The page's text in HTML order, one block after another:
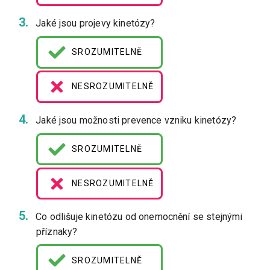
Jaké jsou projevy kinetózy?
SROZUMITELNĚ
NESROZUMITELNĚ
Jaké jsou možnosti prevence vzniku kinetózy?
SROZUMITELNĚ
NESROZUMITELNĚ
Co odlišuje kinetózu od onemocnění se stejnými
příznaky?
SROZUMITELNĚ